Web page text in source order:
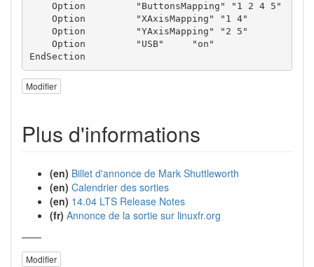
    Option         "ButtonsMapping" "1 2 4 5"
    Option	   "XAxisMapping" "1 4"
    Option         "YAxisMapping" "2 5"
    Option	   "USB"     "on"
EndSection
Modifier
Plus d'informations
(en) Billet d'annonce de Mark Shuttleworth
(en) Calendrier des sorties
(en) 14.04 LTS Release Notes
(fr) Annonce de la sortie sur linuxfr.org
——
Modifier